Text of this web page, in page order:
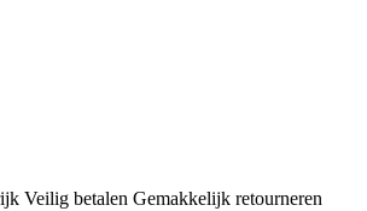
Veilig betalen Gemakkelijk retourneren